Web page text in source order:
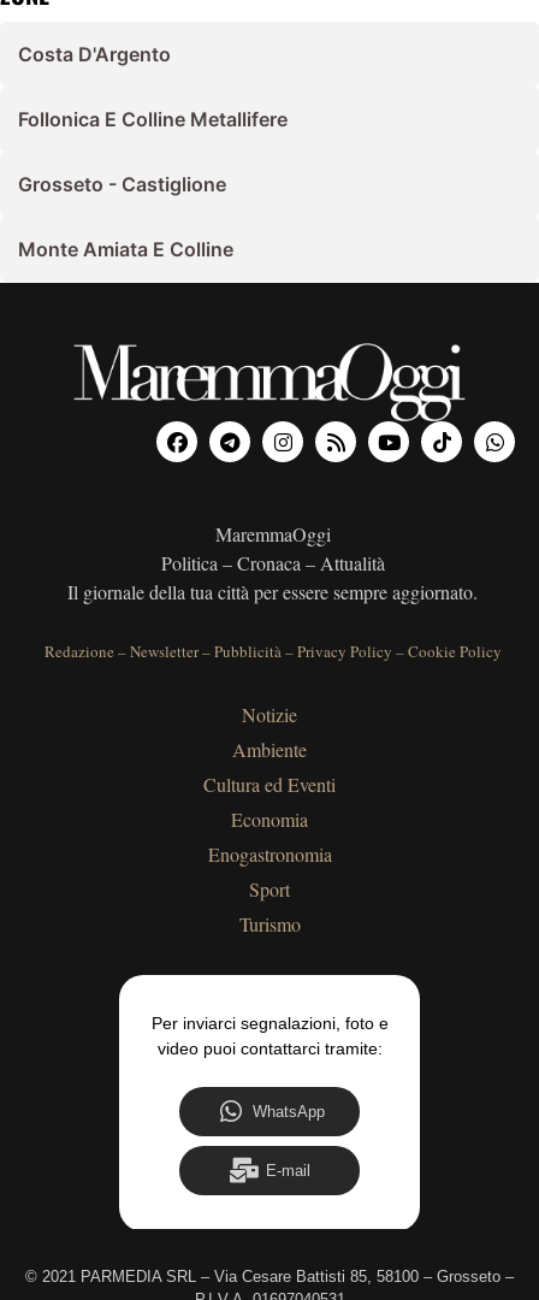
Costa D'Argento
Follonica E Colline Metallifere
Grosseto - Castiglione
Monte Amiata E Colline
MaremmaOggi
Politica – Cronaca – Attualità
Il giornale della tua città per essere sempre aggiornato.
Redazione –Newsletter–Pubblicità–Privacy Policy –Cookie Policy
Notizie
Ambiente
Cultura ed Eventi
Economia
Enogastronomia
Sport
Turismo
Per inviarci segnalazioni, foto e
video puoi contattarci tramite:
WhatsApp
E-mail
© 2021 PARMEDIA SRL – Via Cesare Battisti 85, 58100 – Grosseto –